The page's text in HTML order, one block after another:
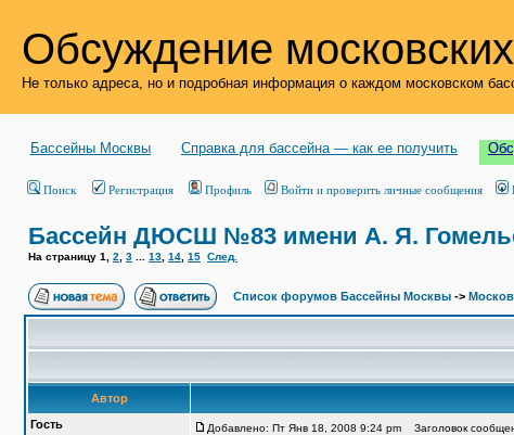
Обсуждение
Не только адреса, но и подробная информация о каждом московском
Бассейны Москвы Справка для бассейна — как ее получить
Поиск Регистрация Профиль Войти и проверить личные сообщения
Бассейн ДЮСШ №83 имени А. Я.
На страницу 1 2 3 13 14 15 След.
Список форумов Бассейны Москвы ->
Автор
Гость
Добавлено: Пт Янв 18, 2008 9:24 pm Заголовок